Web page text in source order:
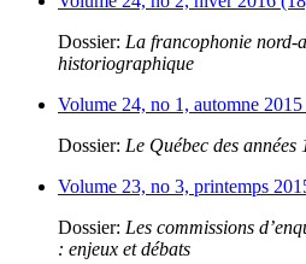
Dossier: La francophonie nord-
historiographique
Volume 24, no 1, automne
Dossier: Le Québec des années
Volume 23, no 3, printemps
Dossier: Les commissions
: enjeux et débats